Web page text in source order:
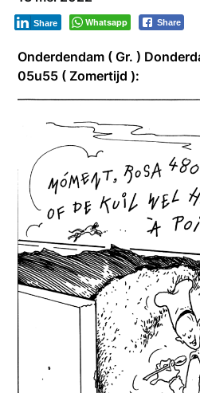
Whatsapp Share
Share
Onderdendam ( Gr. )
05u55 ( Zomertijd ):